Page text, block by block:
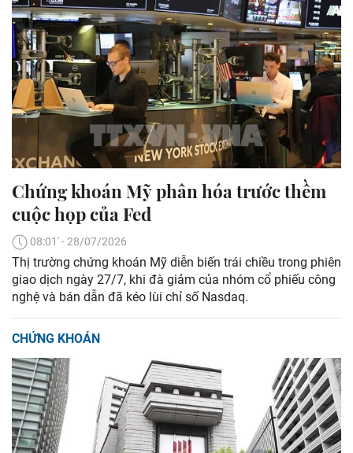
Chứng khoán Mỹ phân hóa trước thềm
cuộc họp của Fed
08:01' - 28/07/2026
Thị trường chứng khoán Mỹ diễn biến trái chiều trong phiên
giao dịch ngày 27/7, khi đà giảm của nhóm cổ phiếu công
nghệ và bán dẫn đã kéo lùi chỉ số Nasdaq.
CHỨNG KHOÁN